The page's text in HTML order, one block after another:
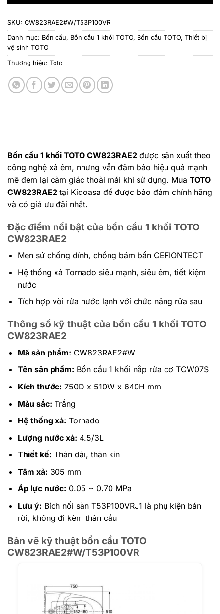
SKU: CW823RAE2#W/T53P100VR
Danh mục: Bồn cầu, Bồn cầu 1 khối TOTO, Bồn cầu TOTO, Thiết bị
vệ sinh TOTO
Thương hiệu: Toto
Bồn cầu 1 khối TOTO CW823RAE2 được sản xuất theo
công nghệ xả êm, nhưng vẫn đảm bảo hiệu quả mạnh
mẽ đem lại cảm giác thoải mái khi sử dụng. Mua TOTO
CW823RAE2 tại Kidoasa để được bảo đảm chính hãng
và có giá ưu đãi nhất.
Đặc điểm nổi bật của bồn cầu 1 khối TOTO
CW823RAE2
Men sứ chống dính, chống bám bẩn CEFIONTECT
Hệ thống xả Tornado siêu mạnh, siêu êm, tiết kiệm
nước
Tích hợp vòi rửa nước lạnh với chức năng rửa sau
Thông số kỹ thuật của bồn cầu 1 khối TOTO
CW823RAE2
Mã sản phẩm: CW823RAE2#W
Tên sản phẩm: Bồn cầu 1 khối nắp rửa cơ TCW07S
Kích thước: 750D x 510W x 640H mm
Màu sắc: Trắng
Hệ thống xả: Tornado
Lượng nước xả: 4.5/3L
Thiết kế: Thân dài, thân kín
Tâm xả: 305 mm
Áp lực nước: 0.05 ~ 0.70 MPa
Lưu ý: Bích nối sàn T53P100VRJ1 là phụ kiện bán
rời, không đi kèm thân cầu
Bản vẽ kỹ thuật bồn cầu TOTO
CW823RAE2#W/T53P100VR